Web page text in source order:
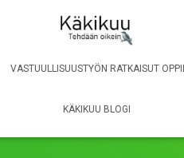
VASTUULLISUUSTYÖN RATKAISUT
KÄKIKUU BLOGI